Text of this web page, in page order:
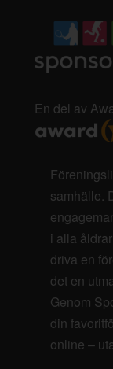
En del av
samhälle.
i alla
driva en
det en
Genom
din
online –